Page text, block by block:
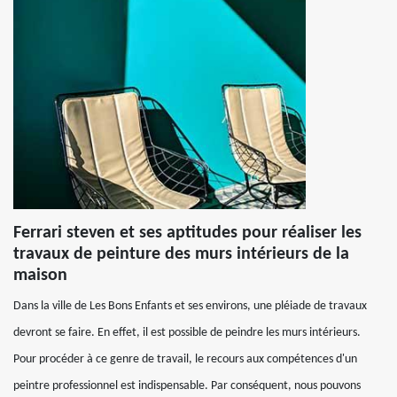
Ferrari steven et ses aptitudes pour réaliser les
travaux de peinture des murs intérieurs de la
maison
Dans la ville de Les Bons Enfants et ses environs, une pléiade de travaux
devront se faire. En effet, il est possible de peindre les murs intérieurs.
Pour procéder à ce genre de travail, le recours aux compétences d'un
peintre professionnel est indispensable. Par conséquent, nous pouvons